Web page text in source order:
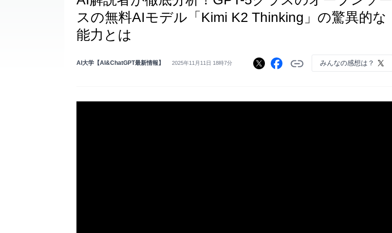
スの無料AIモデル「Kimi K2 Thinking」の驚異的な
能力とは
AI大学【AI&ChatGPT最新情報】 2025年11月11日 18時7分 みんなの感想は？